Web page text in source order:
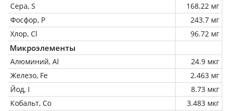
Сера, S
168.22 мг
Фосфор, P
243.7 мг
Хлор, Cl
96.72 мг
Микроэлементы
Алюминий, Al
24.9 мкг
Железо, Fe
2.463 мг
Йод, I
8.73 мкг
Кобальт, Co
3.483 мкг